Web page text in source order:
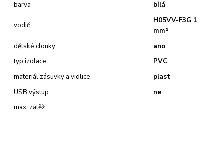
barva
bílá
vodič
H05VV-F3G 1
mm²
dětské clonky
ano
typ izolace
PVC
materiál zásuvky a vidlice
plast
USB výstup
ne
max. zátěž